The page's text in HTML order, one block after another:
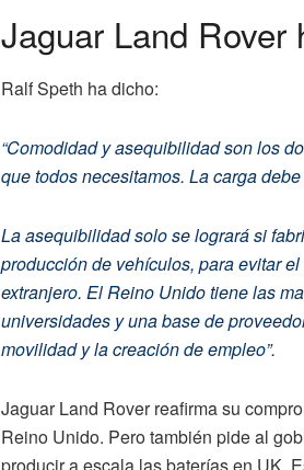
Jaguar Land Rover
Ralf Speth ha dicho:
“Comodidad y asequibilidad son los
que todos necesitamos. La carga
La asequibilidad solo se logrará si
producción de vehículos, para evitar
extranjero. El Reino Unido tiene las
universidades y una base de
movilidad y la creación de empleo”.
Jaguar Land Rover reafirma su
Reino Unido. Pero también pide al
producir a escala las baterías en UK.